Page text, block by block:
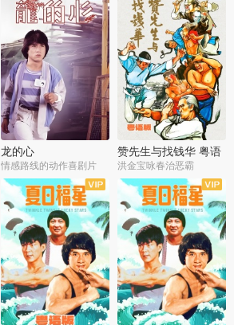
龙的心
情感路线的动作喜剧片
赞先生与找钱华 粤语
版
洪金宝咏春治恶霸